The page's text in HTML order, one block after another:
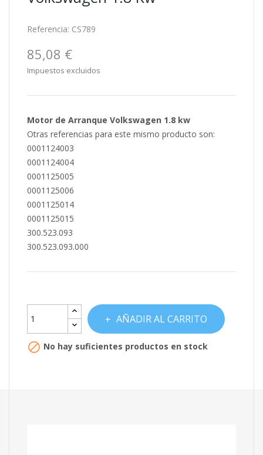
Referencia: CS789
85,08 €
Impuestos excluidos
Motor de Arranque Volkswagen 1.8 kw
Otras referencias para este mismo producto son:
0001124003
0001124004
0001125005
0001125006
0001125014
0001125015
300.523.093
300.523.093.000
AÑADIR AL CARRITO
 No hay suficientes productos en stock